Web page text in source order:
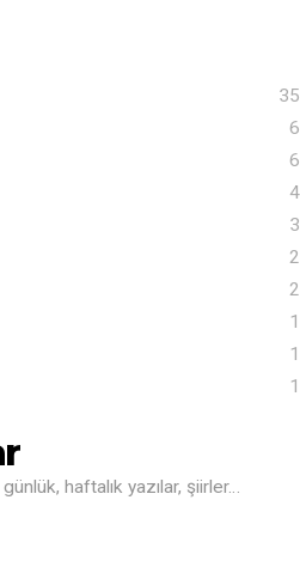
35
6
6
4
3
2
2
1
1
1
haftalık yazılar, şiirler…